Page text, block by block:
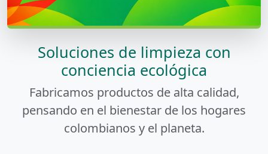
Soluciones de limpieza con
conciencia ecológica
Fabricamos productos de alta calidad,
pensando en el bienestar de los hogares
colombianos y el planeta.